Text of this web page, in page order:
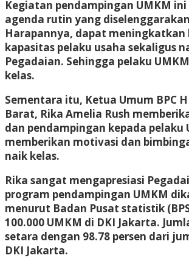
Kegiatan pendampingan UMKM
agenda rutin yang
Harapannya, dapat meningkatkan
kapasitas pelaku usaha sekaligus
Pegadaian. Sehingga pelaku
kelas.
Sementara itu, Ketua Umum BPC
Barat, Rika Amelia Rush
dan pendampingan kepada pelaku
memberikan motivasi dan
naik kelas.
Rika sangat mengapresiasi
program pendampingan UMKM
menurut Badan Pusat statistik
100.000 UMKM di DKI Jakarta.
setara dengan 98.78 persen dari
DKI Jakarta.